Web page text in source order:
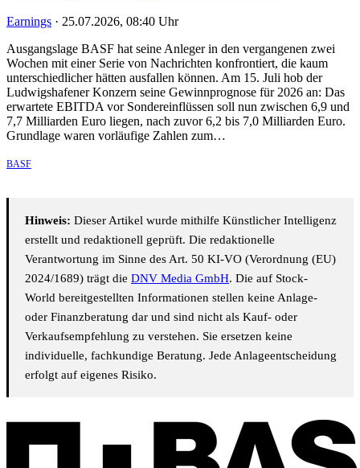
Earnings · 25.07.2026, 08:40 Uhr
Ausgangslage BASF hat seine Anleger in den vergangenen zwei
Wochen mit einer Serie von Nachrichten konfrontiert, die kaum
unterschiedlicher hätten ausfallen können. Am 15. Juli hob der
Ludwigshafener Konzern seine Gewinnprognose für 2026 an: Das
erwartete EBITDA vor Sondereinflüssen soll nun zwischen 6,9 und
7,7 Milliarden Euro liegen, nach zuvor 6,2 bis 7,0 Milliarden Euro.
Grundlage waren vorläufige Zahlen zum…
BASF
Hinweis: Dieser Artikel wurde mithilfe Künstlicher Intelligenz
erstellt und redaktionell geprüft. Die redaktionelle
Verantwortung im Sinne des Art. 50 KI-VO (Verordnung (EU)
2024/1689) trägt die DNV Media GmbH. Die auf Stock-
World bereitgestellten Informationen stellen keine Anlage-
oder Finanzberatung dar und sind nicht als Kauf- oder
Verkaufsempfehlung zu verstehen. Sie ersetzen keine
individuelle, fachkundige Beratung. Jede Anlageentscheidung
erfolgt auf eigenes Risiko.